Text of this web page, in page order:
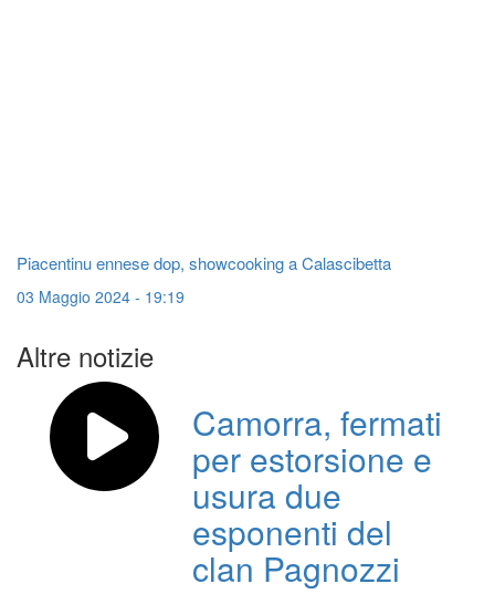
Piacentinu ennese dop, showcooking a Calascibetta
03 Maggio 2024 - 19:19
Altre notizie
Camorra, fermati
per estorsione e
usura due
esponenti del
clan Pagnozzi